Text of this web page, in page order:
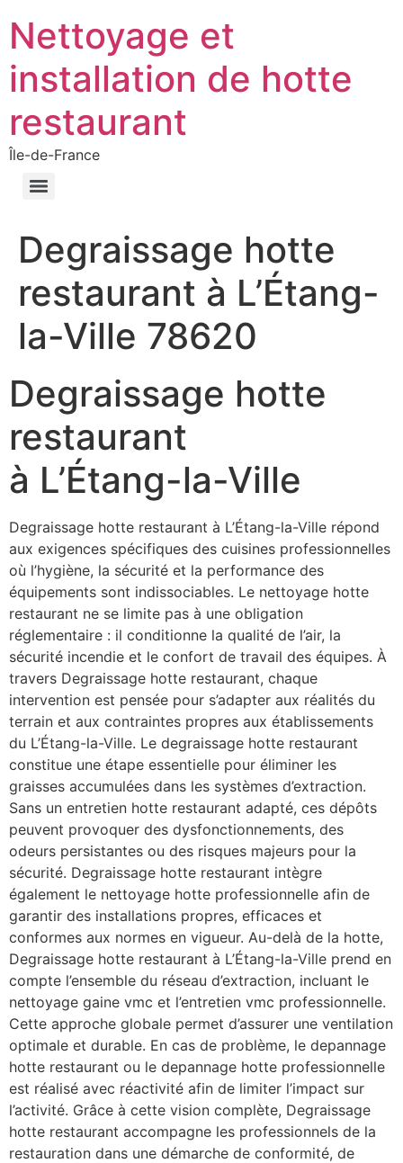
Nettoyage et
installation de hotte
restaurant
Île-de-France
Degraissage hotte
restaurant à L’Étang-
la-Ville 78620
Degraissage hotte
restaurant
à L’Étang-la-Ville
Degraissage hotte restaurant à L’Étang-la-Ville répond
aux exigences spécifiques des cuisines professionnelles
où l’hygiène, la sécurité et la performance des
équipements sont indissociables. Le nettoyage hotte
restaurant ne se limite pas à une obligation
réglementaire : il conditionne la qualité de l’air, la
sécurité incendie et le confort de travail des équipes. À
travers Degraissage hotte restaurant, chaque
intervention est pensée pour s’adapter aux réalités du
terrain et aux contraintes propres aux établissements
du L’Étang-la-Ville. Le degraissage hotte restaurant
constitue une étape essentielle pour éliminer les
graisses accumulées dans les systèmes d’extraction.
Sans un entretien hotte restaurant adapté, ces dépôts
peuvent provoquer des dysfonctionnements, des
odeurs persistantes ou des risques majeurs pour la
sécurité. Degraissage hotte restaurant intègre
également le nettoyage hotte professionnelle afin de
garantir des installations propres, efficaces et
conformes aux normes en vigueur. Au-delà de la hotte,
Degraissage hotte restaurant à L’Étang-la-Ville prend en
compte l’ensemble du réseau d’extraction, incluant le
nettoyage gaine vmc et l’entretien vmc professionnelle.
Cette approche globale permet d’assurer une ventilation
optimale et durable. En cas de problème, le depannage
hotte restaurant ou le depannage hotte professionnelle
est réalisé avec réactivité afin de limiter l’impact sur
l’activité. Grâce à cette vision complète, Degraissage
hotte restaurant accompagne les professionnels de la
restauration dans une démarche de conformité, de